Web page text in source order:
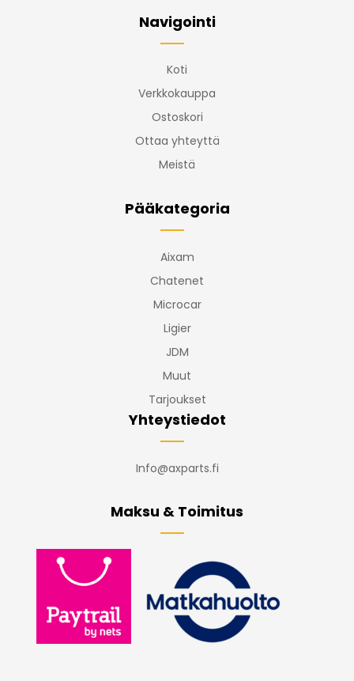
Navigointi
Koti
Verkkokauppa
Ostoskori
Ottaa yhteyttä
Meistä
Pääkategoria
Aixam
Chatenet
Microcar
Ligier
JDM
Muut
Tarjoukset
Yhteystiedot
Info@axparts.fi
Maksu & Toimitus